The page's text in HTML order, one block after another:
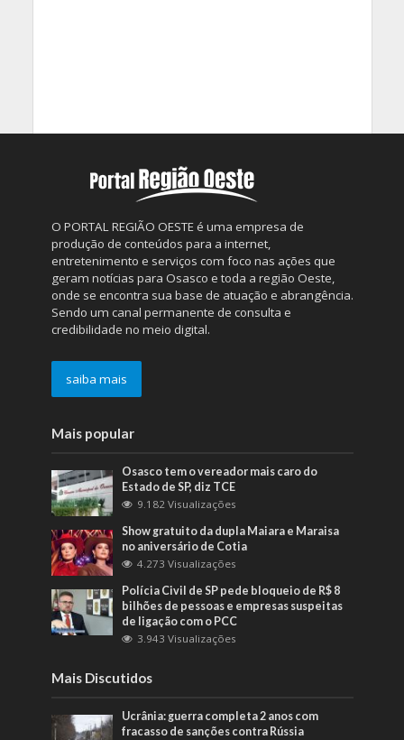
O PORTAL REGIÃO OESTE é uma empresa de
produção de conteúdos para a internet,
entretenimento e serviços com foco nas ações que
geram notícias para Osasco e toda a região Oeste,
onde se encontra sua base de atuação e abrangência.
Sendo um canal permanente de consulta e
credibilidade no meio digital.
saiba mais
Mais popular
Osasco tem o vereador mais caro do
Estado de SP, diz TCE
9.182 Visualizações
Show gratuito da dupla Maiara e Maraisa
no aniversário de Cotia
4.273 Visualizações
Polícia Civil de SP pede bloqueio de R$ 8
bilhões de pessoas e empresas suspeitas
de ligação com o PCC
3.943 Visualizações
Mais Discutidos
Ucrânia: guerra completa 2 anos com
fracasso de sanções contra Rússia